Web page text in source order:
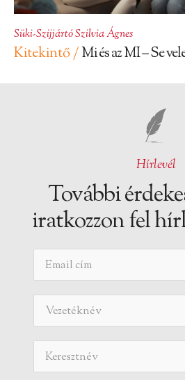
Süki-Szijjártó Szilvia Ágnes
Kitekintő /Mi és az MI – Se
Hírlevél
További
iratkozzon fel